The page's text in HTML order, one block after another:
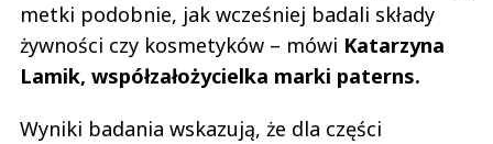
metki podobnie, jak wcześniej badali składy
żywności czy kosmetyków – mówi Katarzyna
Lamik, współzałożycielka marki paterns.
Wyniki badania wskazują, że dla części